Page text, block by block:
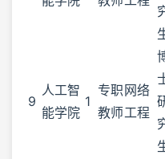
9
人工智
能学院
1
专职
教师
网络
工程